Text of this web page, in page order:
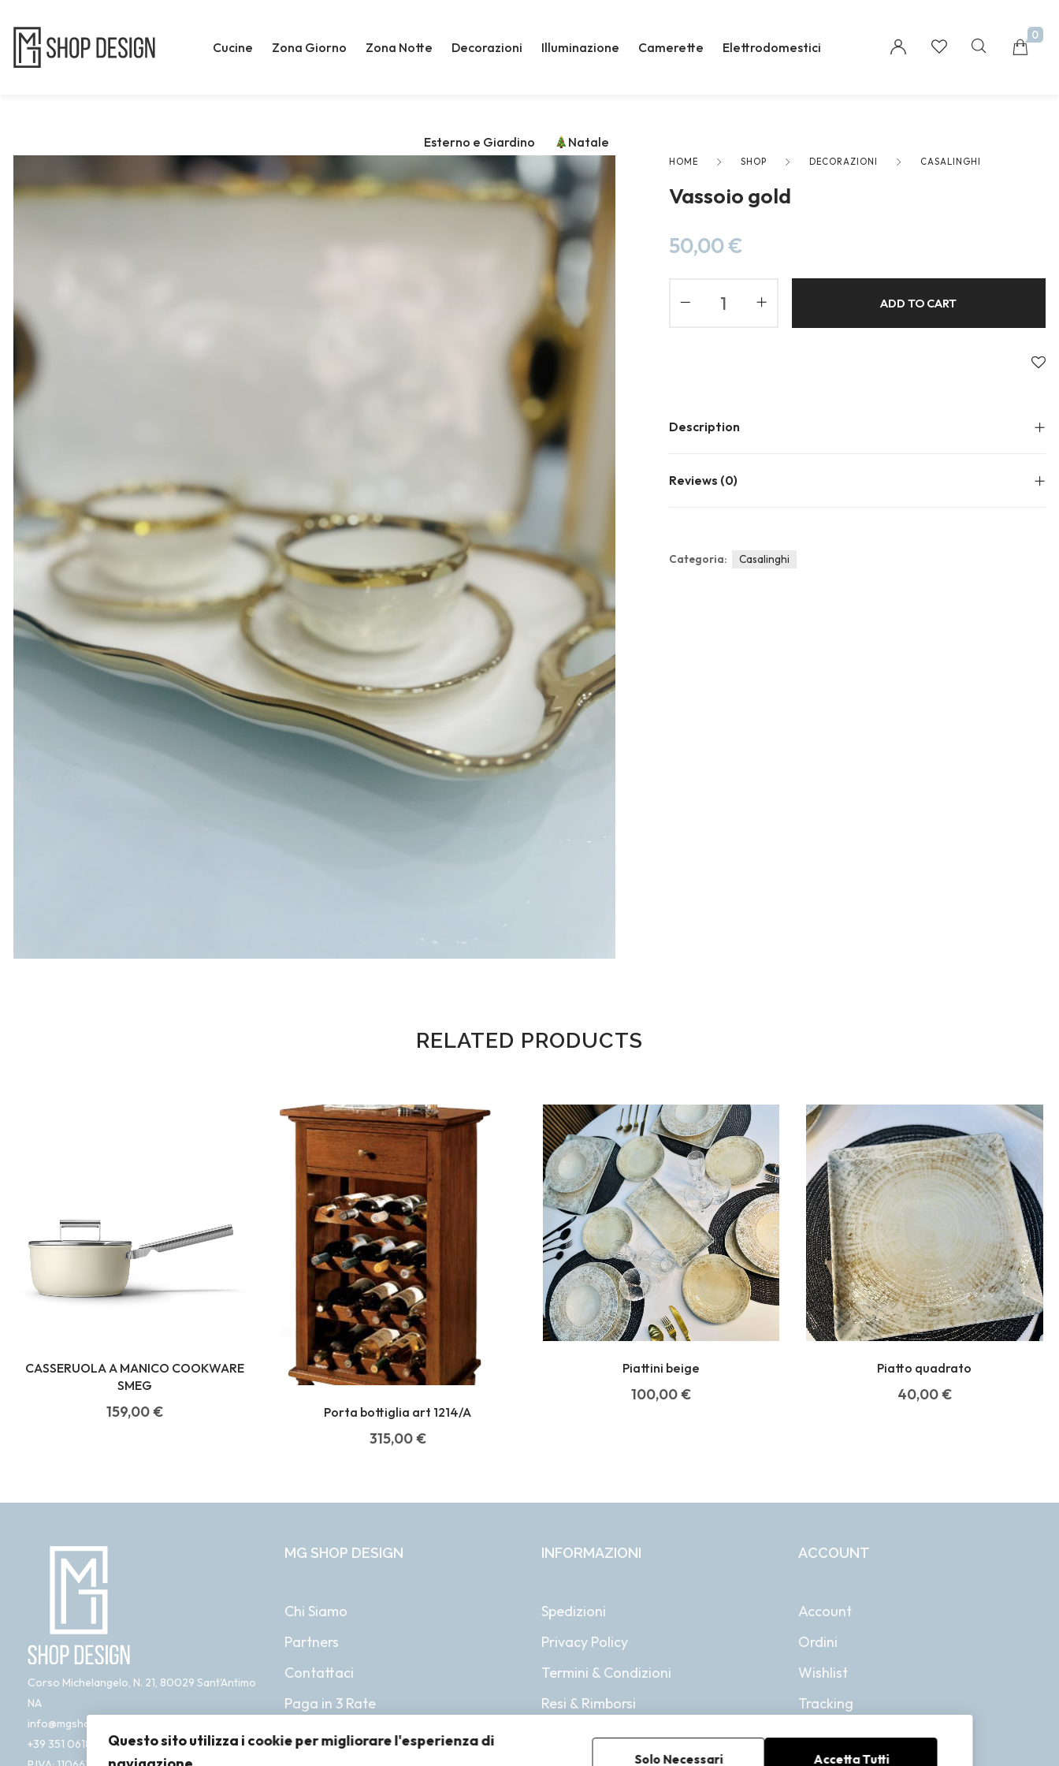
to buy and sell creative assets, use smart design
Cucine Zona Giorno Zona Notte Decorazioni Illuminazione Camerette Elettrodomestici
Esterno e Giardino Natale
0
HOME SHOP DECORAZIONI CASALINGHI
Vassoio gold
50,00€
ADD TO CART
Description
Reviews (0)
Categoria: Casalinghi
RELATED PRODUCTS
CASSERUOLA A MANICO COOKWARE
SMEG
159,00€ Porta bottiglia art 1214/A
315,00€
Piattini beige
100,00€
Piatto quadrato
40,00€
Corso Michelangelo, N. 21, 80029 Sant'Antimo
NA
info@mgshopdesign.com
+39 351 0618 761
MG SHOP DESIGN
Chi Siamo
Partners
Contattaci
Paga in 3 Rate
INFORMAZIONI
Spedizioni
Privacy Policy
Termini & Condizioni
Resi & Rimborsi
ACCOUNT
Account
Ordini
Wishlist
Tracking
Questo sito utilizza i cookie per migliorare l'esperienza di
Solo Necessari Accetta Tutti